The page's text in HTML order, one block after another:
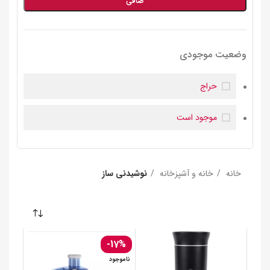
وضعیت موجودی
حراج
موجود است
خانه خانه و آشپزخانه نوشیدنی ساز
-17%
ناموجود